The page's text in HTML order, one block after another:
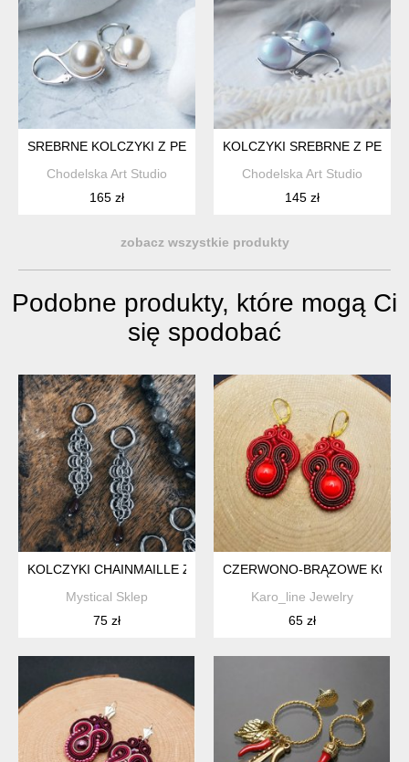
SREBRNE KOLCZYKI Z PERŁAMI SWAROVSKI
Chodelska Art Studio
165 zł
KOLCZYKI SREBRNE Z
Chodelska Art Studio
145 zł
zobacz wszystkie produkty
Podobne produkty, które mogą Ci
się spodobać
KOLCZYKI CHAINMAILLE Z GRANATEM ZE STALI
Mystical Sklep
75 zł
CZERWONO-BRĄZOWE
Karo_line Jewelry
65 zł